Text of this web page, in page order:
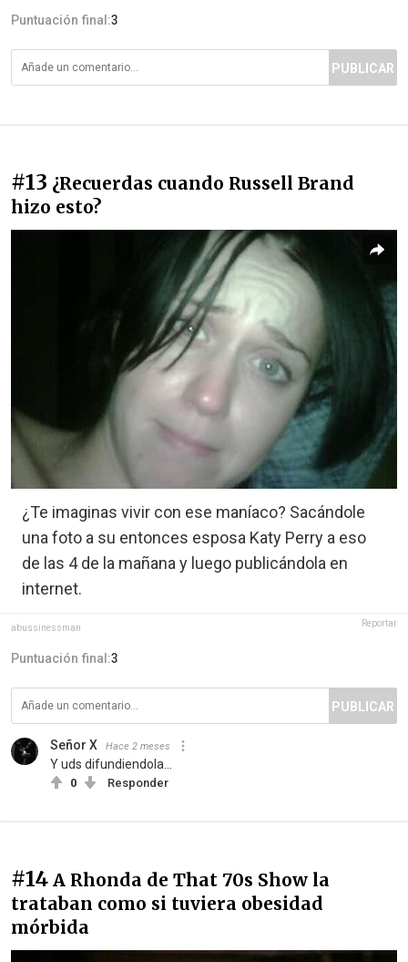
Puntuación final:3
PUBLICAR
#13 ¿Recuerdas cuando Russell Brand
hizo esto?
¿Te imaginas vivir con ese maníaco? Sacándole
una foto a su entonces esposa Katy Perry a eso
de las 4 de la mañana y luego publicándola en
internet.
abussinessman Reportar
Puntuación final:3
PUBLICAR
Señor X Hace 2 meses
Y uds difundiendola...
0 Responder
#14 A Rhonda de That 70s Show la
trataban como si tuviera obesidad
mórbida